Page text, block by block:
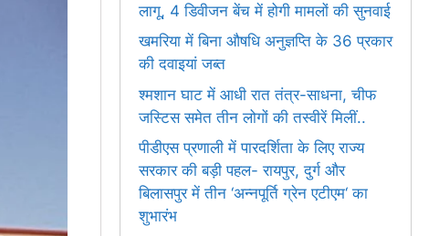
लागू, 4 डिवीजन बेंच में होगी मामलों की सुनवाई
खमरिया में बिना औषधि अनुज्ञप्ति के 36 प्रकार
की दवाइयां जब्त
श्मशान घाट में आधी रात तंत्र-साधना, चीफ
जस्टिस समेत तीन लोगों की तस्वीरें मिलीं..
पीडीएस प्रणाली में पारदर्शिता के लिए राज्य
सरकार की बड़ी पहल- रायपुर, दुर्ग और
बिलासपुर में तीन ‘अन्नपूर्ति ग्रेन एटीएम‘ का
शुभारंभ